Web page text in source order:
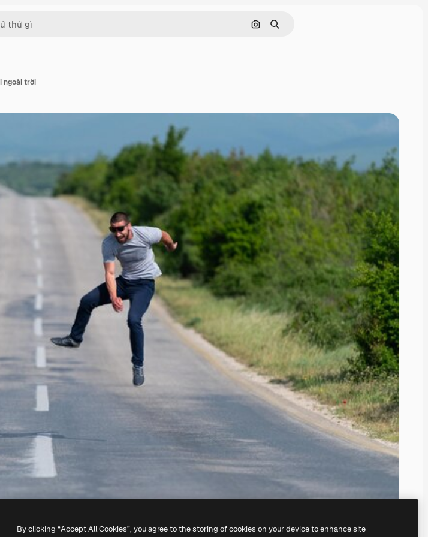
Tìm kiếm bằng hình ảnh
Tìm kiếm
ngoài trời
By clicking “Accept All Cookies”, you agree to the storing of cookies on your device to enhance site